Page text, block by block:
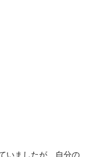
いましたが、自分の